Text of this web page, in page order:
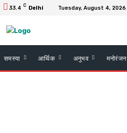
33.4 C Delhi Tuesday, August 4, 2026
समस्या आर्थिक अनुभव मनोरंजन